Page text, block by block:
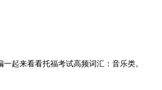
起来看看托福考试高频词汇：音乐类。